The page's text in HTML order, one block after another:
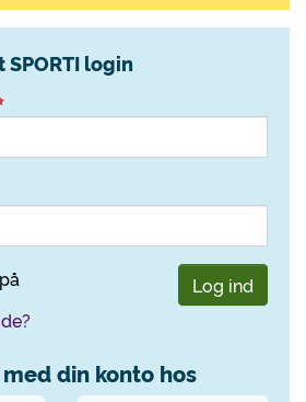
login
Log ind
din konto hos